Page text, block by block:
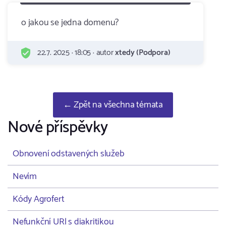
o jakou se jedna domenu?
22.7. 2025 · 18:05 · autorxtedy (Podpora)
← Zpět na všechna témata
Nové příspěvky
Obnovení odstavených služeb
Nevím
Kódy Agrofert
Nefunkční URl s diakritikou